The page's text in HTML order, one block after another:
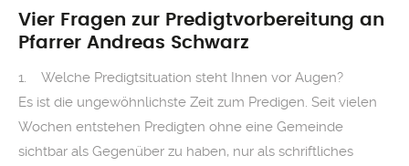
Vier Fragen zur Predigtvorbereitung an
Pfarrer Andreas Schwarz
1. Welche Predigtsituation steht Ihnen vor Augen?
Es ist die ungewöhnlichste Zeit zum Predigen. Seit vielen
Wochen entstehen Predigten ohne eine Gemeinde
sichtbar als Gegenüber zu haben, nur als schriftliches